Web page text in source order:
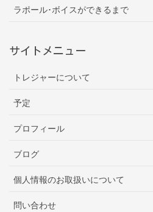
ラポール･ボイスができるまで
サイトメニュー
トレジャーについて
予定
プロフィール
ブログ
個人情報のお取扱いについて
問い合わせ